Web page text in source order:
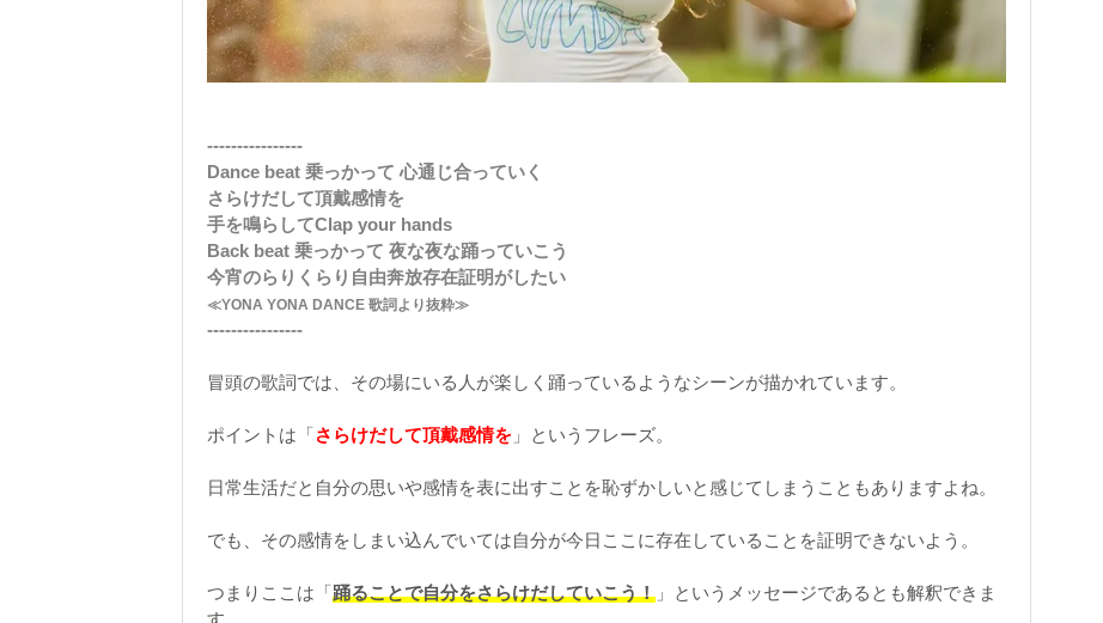
----------------
Dance beat 乗っかって 心通じ合っていく
さらけだして頂戴感情を
手を鳴らしてClap your hands
Back beat 乗っかって 夜な夜な踊っていこう
今宵のらりくらり自由奔放存在証明がしたい
≪YONA YONA DANCE 歌詞より抜粋≫
----------------
冒頭の歌詞では、その場にいる人が楽しく踊っているようなシーンが描かれています。
ポイントは「 さらけだして頂戴感情を 」というフレーズ。
日常生活だと自分の思いや感情を表に出すことを恥ずかしいと感じてしまうこともありますよね。
でも、その感情をしまい込んでいては自分が今日ここに存在していることを証明できないよう。
つまりここは「 踊ることで自分をさらけだしていこう！ 」というメッセージであるとも解釈できま